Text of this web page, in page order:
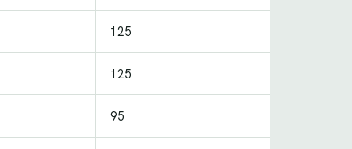
125
125
95